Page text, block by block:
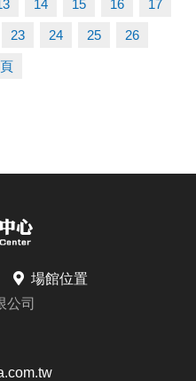
優惠，三梯享88折優惠!!
，把握最後機會！
:
心
14 15 16 17
23 24 25 26
場館位置
公司